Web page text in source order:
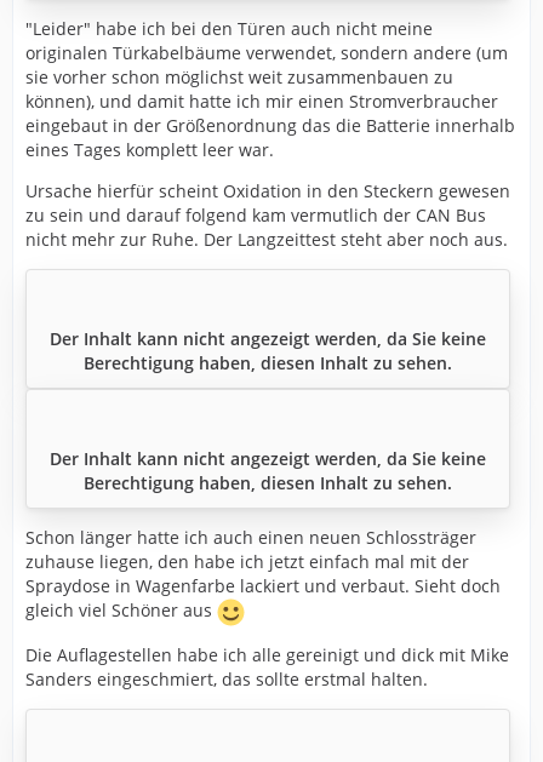
"Leider" habe ich bei den Türen auch nicht meine
originalen Türkabelbäume verwendet, sondern andere (um
sie vorher schon möglichst weit zusammenbauen zu
können), und damit hatte ich mir einen Stromverbraucher
eingebaut in der Größenordnung das die Batterie innerhalb
eines Tages komplett leer war.
Ursache hierfür scheint Oxidation in den Steckern gewesen
zu sein und darauf folgend kam vermutlich der CAN Bus
nicht mehr zur Ruhe. Der Langzeittest steht aber noch aus.
Der Inhalt kann nicht angezeigt werden, da Sie keine
Berechtigung haben, diesen Inhalt zu sehen.
Der Inhalt kann nicht angezeigt werden, da Sie keine
Berechtigung haben, diesen Inhalt zu sehen.
Schon länger hatte ich auch einen neuen Schlossträger
zuhause liegen, den habe ich jetzt einfach mal mit der
Spraydose in Wagenfarbe lackiert und verbaut. Sieht doch
gleich viel Schöner aus
Die Auflagestellen habe ich alle gereinigt und dick mit Mike
Sanders eingeschmiert, das sollte erstmal halten.